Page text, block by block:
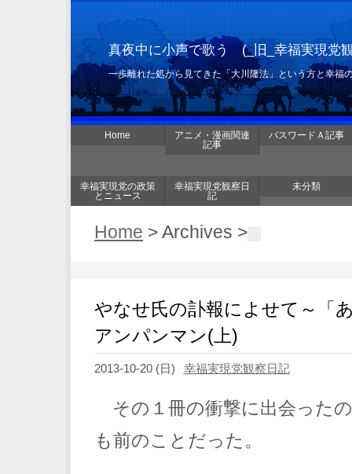
真夜中に小声で歌う (_旧_幸福実現党
一歩離れた処から見てきた「大川隆法」という方と幸福
Home
アニメ・漫画関連
記事
パスワードＡ記事
幸福実現党の政策
とニュース
幸福実現党観察日
記
未分類
Home > Archives >
やなせ氏の訃報によせて～「
アンパンマン(上)
2013-10-20 (日) 幸福実現党観察日記
その１冊の衝撃に出会った
も前のことだった。